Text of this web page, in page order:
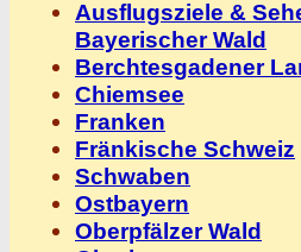
Ausflugsziele &
Bayerischer Wald
Berchtesgadener
Chiemsee
Franken
Fränkische Schweiz
Schwaben
Ostbayern
Oberpfälzer Wald